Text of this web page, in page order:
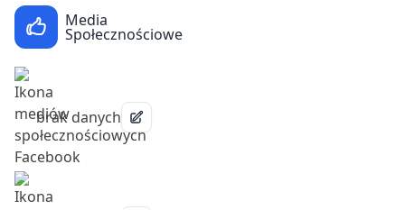
Media
Społecznościowe
brak danych